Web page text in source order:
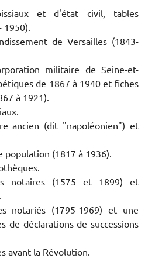
et d'état civil, tables
de Versailles (1843-
militaire de Seine-et-
de 1867 à 1940 et fiches
à 1921).
ancien (dit "napoléonien") et
population (1817 à 1936).
notaires (1575 et 1899) et
notariés (1795-1969) et une
de déclarations de successions
avant la Révolution.